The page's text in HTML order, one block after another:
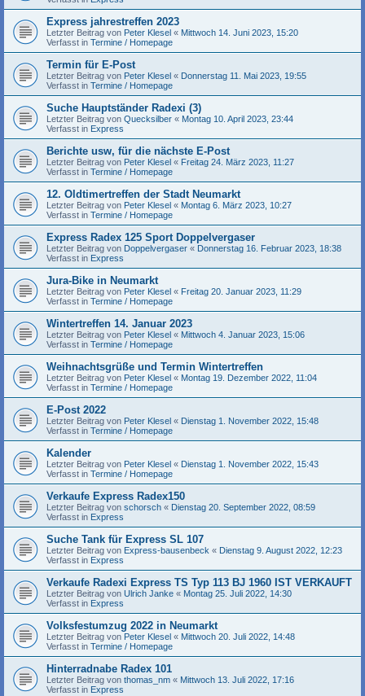
Express jahrestreffen 2023
Letzter Beitrag von Peter Klesel « Mittwoch 14. Juni 2023, 15:20
Verfasst in Termine / Homepage
Termin für E-Post
Letzter Beitrag von Peter Klesel « Donnerstag 11. Mai 2023, 19:55
Verfasst in Termine / Homepage
Suche Hauptständer Radexi (3)
Letzter Beitrag von Quecksilber « Montag 10. April 2023, 23:44
Verfasst in Express
Berichte usw, für die nächste E-Post
Letzter Beitrag von Peter Klesel « Freitag 24. März 2023, 11:27
Verfasst in Termine / Homepage
12. Oldtimertreffen der Stadt Neumarkt
Letzter Beitrag von Peter Klesel « Montag 6. März 2023, 10:27
Verfasst in Termine / Homepage
Express Radex 125 Sport Doppelvergaser
Letzter Beitrag von Doppelvergaser « Donnerstag 16. Februar 2023, 18:38
Verfasst in Express
Jura-Bike in Neumarkt
Letzter Beitrag von Peter Klesel « Freitag 20. Januar 2023, 11:29
Verfasst in Termine / Homepage
Wintertreffen 14. Januar 2023
Letzter Beitrag von Peter Klesel « Mittwoch 4. Januar 2023, 15:06
Verfasst in Termine / Homepage
Weihnachtsgrüße und Termin Wintertreffen
Letzter Beitrag von Peter Klesel « Montag 19. Dezember 2022, 11:04
Verfasst in Termine / Homepage
E-Post 2022
Letzter Beitrag von Peter Klesel « Dienstag 1. November 2022, 15:48
Verfasst in Termine / Homepage
Kalender
Letzter Beitrag von Peter Klesel « Dienstag 1. November 2022, 15:43
Verfasst in Termine / Homepage
Verkaufe Express Radex150
Letzter Beitrag von schorsch « Dienstag 20. September 2022, 08:59
Verfasst in Express
Suche Tank für Express SL 107
Letzter Beitrag von Express-bausenbeck « Dienstag 9. August 2022, 12:23
Verfasst in Express
Verkaufe Radexi Express TS Typ 113 BJ 1960 IST VERKAUFT
Letzter Beitrag von Ulrich Janke « Montag 25. Juli 2022, 14:30
Verfasst in Express
Volksfestumzug 2022 in Neumarkt
Letzter Beitrag von Peter Klesel « Mittwoch 20. Juli 2022, 14:48
Verfasst in Termine / Homepage
Hinterradnabe Radex 101
Letzter Beitrag von thomas_nm « Mittwoch 13. Juli 2022, 17:16
Verfasst in Express